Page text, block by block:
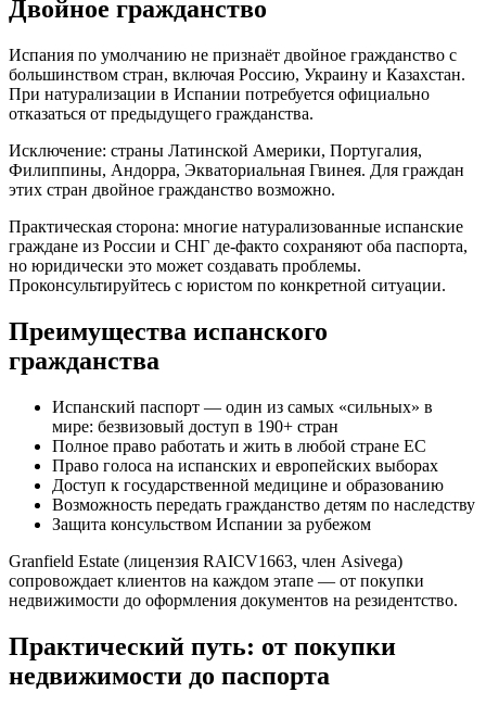
Двойное гражданство
Испания по умолчанию не признаёт двойное гражданство с
большинством стран, включая Россию, Украину и Казахстан.
При натурализации в Испании потребуется официально
отказаться от предыдущего гражданства.
Исключение: страны Латинской Америки, Португалия,
Филиппины, Андорра, Экваториальная Гвинея. Для граждан
этих стран двойное гражданство возможно.
Практическая сторона: многие натурализованные испанские
граждане из России и СНГ де-факто сохраняют оба паспорта,
но юридически это может создавать проблемы.
Проконсультируйтесь с юристом по конкретной ситуации.
Преимущества испанского
гражданства
Испанский паспорт — один из самых «сильных» в
мире: безвизовый доступ в 190+ стран
Полное право работать и жить в любой стране ЕС
Право голоса на испанских и европейских выборах
Доступ к государственной медицине и образованию
Возможность передать гражданство детям по наследству
Защита консульством Испании за рубежом
Granfield Estate (лицензия RAICV1663, член Asivega)
сопровождает клиентов на каждом этапе — от покупки
недвижимости до оформления документов на резидентство.
Практический путь: от покупки
недвижимости до паспорта